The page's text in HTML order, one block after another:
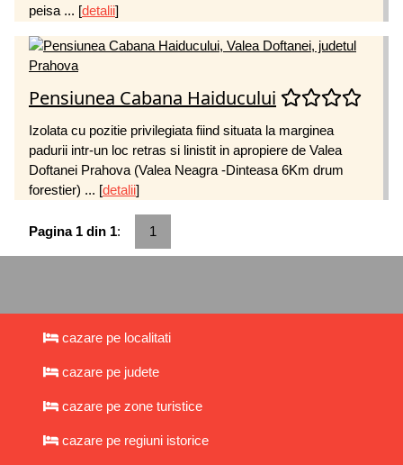
peisa ... [detalii]
Pensiunea Cabana Haiducului
Izolata cu pozitie privilegiata fiind situata la marginea
padurii intr-un loc retras si linistit in apropiere de Valea
Doftanei Prahova (Valea Neagra -Dinteasa 6Km drum
forestier) ... [detalii]
Pagina 1 din 1: 1
cazare pe localitati
cazare pe judete
cazare pe zone turistice
cazare pe regiuni istorice